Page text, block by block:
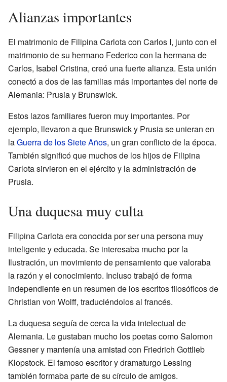
Alianzas importantes
El matrimonio de Filipina Carlota con Carlos I, junto con el
matrimonio de su hermano Federico con la hermana de
Carlos, Isabel Cristina, creó una fuerte alianza. Esta unión
conectó a dos de las familias más importantes del norte de
Alemania: Prusia y Brunswick.
Estos lazos familiares fueron muy importantes. Por
ejemplo, llevaron a que Brunswick y Prusia se unieran en
laGuerra de los Siete Años, un gran conflicto de la época.
También significó que muchos de los hijos de Filipina
Carlota sirvieron en el ejército y la administración de
Prusia.
Una duquesa muy culta
Filipina Carlota era conocida por ser una persona muy
inteligente y educada. Se interesaba mucho por la
Ilustración, un movimiento de pensamiento que valoraba
la razón y el conocimiento. Incluso trabajó de forma
independiente en un resumen de los escritos filosóficos de
Christian von Wolff, traduciéndolos al francés.
La duquesa seguía de cerca la vida intelectual de
Alemania. Le gustaban mucho los poetas como Salomon
Gessner y mantenía una amistad con Friedrich Gottlieb
Klopstock. El famoso escritor y dramaturgo Lessing
también formaba parte de su círculo de amigos.